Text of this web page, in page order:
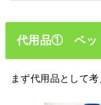
代用品① ペッ
まず代用品として